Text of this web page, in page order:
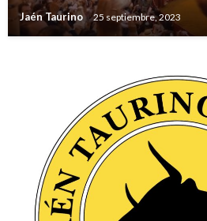
Jaén Taurino 25 septiembre, 2023